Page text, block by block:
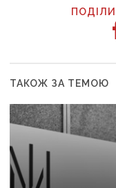
ТАКОЖ ЗА ТЕМОЮ